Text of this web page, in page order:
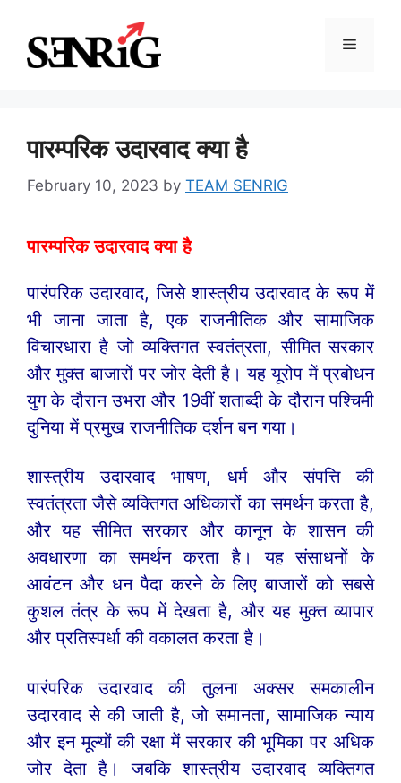
content
Menu
पारम्परिक उदारवाद क्या है
February 10, 2023 by TEAM SENRIG
पारम्परिक उदारवाद क्या है
पारंपरिक उदारवाद, जिसे शास्त्रीय उदारवाद के रूप में
भी जाना जाता है, एक राजनीतिक और सामाजिक
विचारधारा है जो व्यक्तिगत स्वतंत्रता, सीमित सरकार
और मुक्त बाजारों पर जोर देती है। यह यूरोप में प्रबोधन
युग के दौरान उभरा और 19वीं शताब्दी के दौरान पश्चिमी
दुनिया में प्रमुख राजनीतिक दर्शन बन गया।
शास्त्रीय उदारवाद भाषण, धर्म और संपत्ति की
स्वतंत्रता जैसे व्यक्तिगत अधिकारों का समर्थन करता है,
और यह सीमित सरकार और कानून के शासन की
अवधारणा का समर्थन करता है। यह संसाधनों के
आवंटन और धन पैदा करने के लिए बाजारों को सबसे
कुशल तंत्र के रूप में देखता है, और यह मुक्त व्यापार
और प्रतिस्पर्धा की वकालत करता है।
पारंपरिक उदारवाद की तुलना अक्सर समकालीन
उदारवाद से की जाती है, जो समानता, सामाजिक न्याय
और इन मूल्यों की रक्षा में सरकार की भूमिका पर अधिक
जोर देता है। जबकि शास्त्रीय उदारवाद व्यक्तिगत